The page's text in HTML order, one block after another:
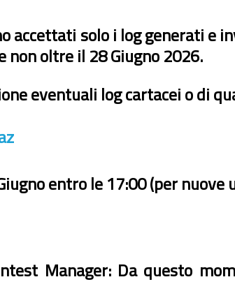
accettati solo i log generati e
non oltre il 28 Giugno 2026.
eventuali log cartacei o di
entro le 17:00 (per nuove
Manager: Da questo